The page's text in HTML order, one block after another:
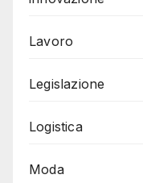
Lavoro
Legislazione
Logistica
Moda